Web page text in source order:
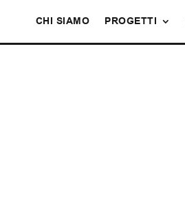
CHI SIAMO PROGETTI